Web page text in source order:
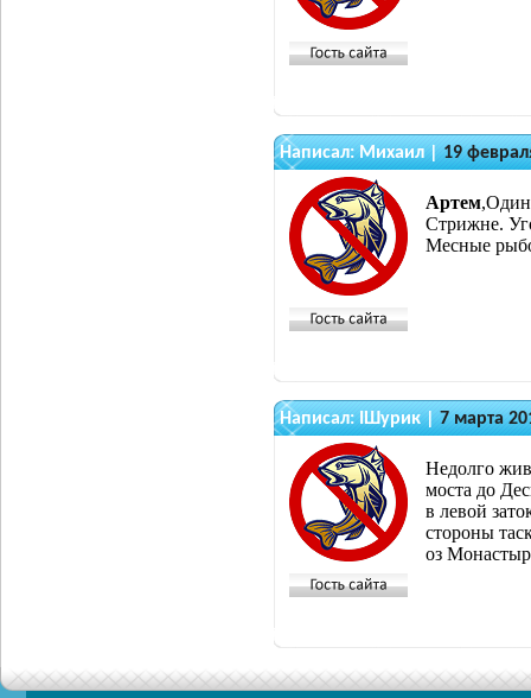
Написал:Михаил|19
Артем,Один
Стрижне.
Месные
Написал:IШурик|7 марта
Недолго
моста до
в левой
стороны
оз